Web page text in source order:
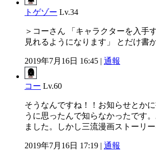
トゲゾー Lv.34
＞コーさん 「キャラクターを入手
見れるようになります」 とだけ書
2019年7月16日 16:45 | 通報
コー Lv.60
そうなんですね！！お知らせとか
うに思ったんで知らなかったです
ました。しかし三流漫画ストーリ
2019年7月16日 17:19 | 通報